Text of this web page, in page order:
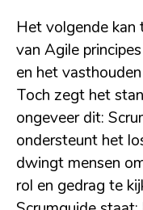
Het volgende kan
van Agile
en het
Toch zegt het
ongeveer dit:
ondersteunt het
dwingt mensen
rol en gedrag te